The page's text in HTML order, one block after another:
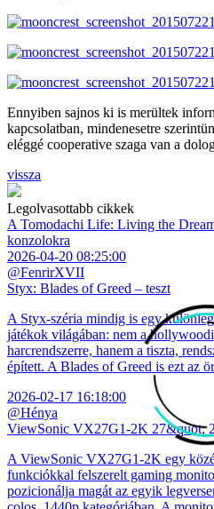
Ennyiben sajnos ki is merültek
kapcsolatban, mindenesetre
eléggé cooperative szaga van a
vissza
Legolvasottabb cikkek
A Tomodachi Life: Living the
konzolokra
2026-04-20 08:25:00
@FenrirXVII
Styx: Blades of Greed – teszt
A Styx-széria mindig is egy
játékok világában: nem a
harcrendszerre, hanem a tiszta,
épített. A Blades of Greed is ezt az
2026-02-17 16:18:00
@Hénya
ViewSonic VX27G1-2K 27&quot;
A ViewSonic VX27G1-2K egy
funkciókkal felszerelt gaming
pozicionálja magát az egyik